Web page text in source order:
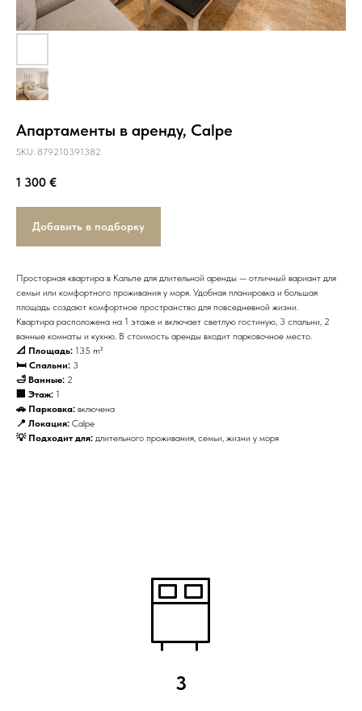
Апартаменты в аренду, Calpe
SKU: 879210391382
1 300 €
Добавить в подборку
Просторная квартира в Кальпе для длительной аренды — отличный вариант для
семьи или комфортного проживания у моря. Удобная планировка и большая
площадь создают комфортное пространство для повседневной жизни.
Квартира расположена на 1 этаже и включает светлую гостиную, 3 спальни, 2
ванные комнаты и кухню. В стоимость аренды входит парковочное место.
📐 Площадь: 135 m²
🛏 Спальни: 3
🛁 Ванные: 2
🏢 Этаж: 1
🚗 Парковка: включена
📍 Локация: Calpe
💡 Подходит для: длительного проживания, семьи, жизни у моря
3